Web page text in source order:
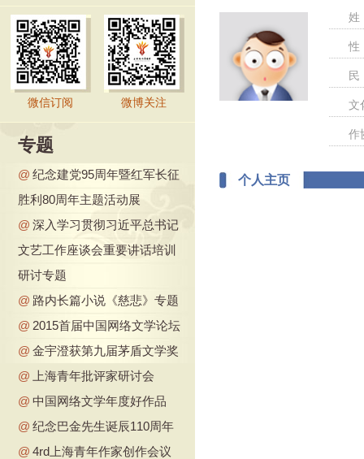
微信订阅 微博关注
专题
@ 纪念建党95周年暨红军长征
胜利80周年主题活动展
@ 深入学习贯彻习近平总书记
文艺工作座谈会重要讲话培训
研讨专题
@ 路内长篇小说《慈悲》专题
@ 2015首届中国网络文学论坛
@ 金宇澄获第九届茅盾文学奖
@
上海青年批评家研讨会
@ 中国网络文学年度好作品
@ 纪念巴金先生诞辰110周年
@ 4rd上海青年作家创作会议
文
作
个人主页